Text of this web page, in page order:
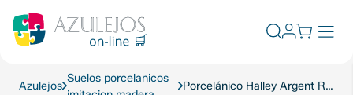
content
Abrir
de
Azulejos
Suelos porcelanicos
Porcelánico Halley Argent Rectificado Mate 60×60